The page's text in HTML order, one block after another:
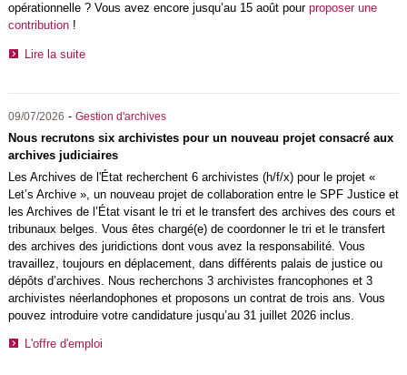
opérationnelle ? Vous avez encore jusqu’au 15 août pour proposer une
contribution!
Lire la suite
09/07/2026 - Gestion d'archives
Nous recrutons six archivistes pour un nouveau projet consacré aux
archives judiciaires
Les Archives de l'État recherchent 6 archivistes (h/f/x) pour le projet «
Let’s Archive », un nouveau projet de collaboration entre le SPF Justice et
les Archives de l’État visant le tri et le transfert des archives des cours et
tribunaux belges. Vous êtes chargé(e) de coordonner le tri et le transfert
des archives des juridictions dont vous avez la responsabilité. Vous
travaillez, toujours en déplacement, dans différents palais de justice ou
dépôts d’archives. Nous recherchons 3 archivistes francophones et 3
archivistes néerlandophones et proposons un contrat de trois ans. Vous
pouvez introduire votre candidature jusqu’au 31 juillet 2026 inclus.
L'offre d'emploi